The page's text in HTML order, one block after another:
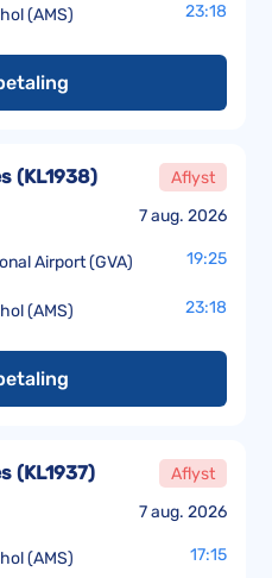
(AMS) 23:18
7 aug. 2026
(KL1938) Aflyst
Airport (GVA) 19:25
(AMS) 23:18
7 aug. 2026
(KL1937) Aflyst
(AMS) 17:15